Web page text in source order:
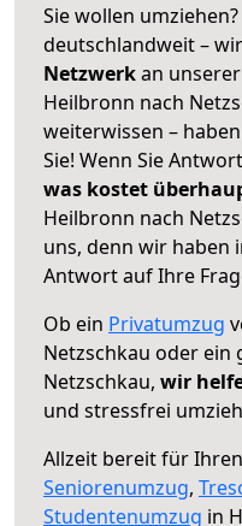
Sie wollen
deutschlandweit –
Netzwerkan
Heilbronn nach
weiterwissen –
Sie! Wenn Sie
was kostet
Heilbronn nach
uns, denn wir haben
Antwort auf Ihre
Ob ein Privatumzug
Netzschkau oder ein
Netzschkau, wir
und stressfrei
Allzeit bereit für Ihren
Seniorenumzug,
Studentenumzug in